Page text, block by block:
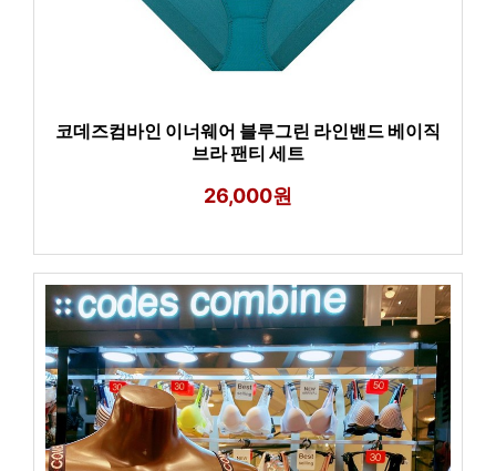
코데즈컴바인 이너웨어 블루그린 라인밴드 베이직
브라 팬티 세트
26,000원